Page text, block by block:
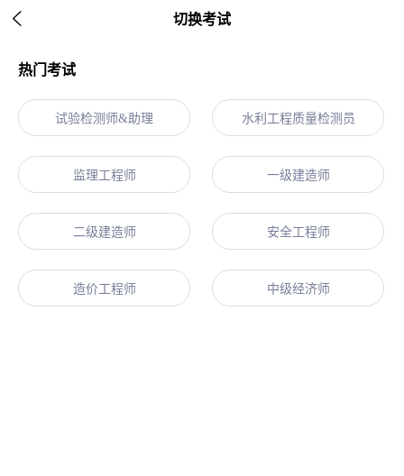
 切换考试
热门考试
试验检测师&助理 水利工程质量检测员
监理工程师 一级建造师
二级建造师 安全工程师
造价工程师 中级经济师